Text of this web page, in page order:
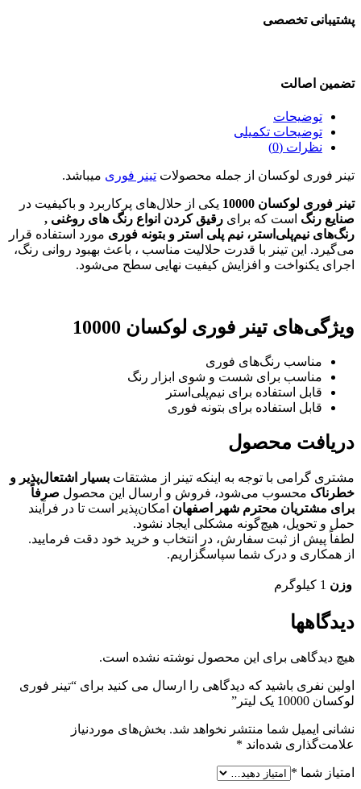
پشتیبانی تخصصی
تضمین اصالت
توضیحات
توضیحات تکمیلی
نظرات (0)
تینر فوری لوکسان از جمله محصولات تینر فوری میباشد.
تینر فوری لوکسان 10000
یکی از حلال‌های پرکاربرد و باکیفیت در
صنایع رنگ است که برای رقیق کردن انواع رنگ‌ های روغنی ,
رنگ‌های نیم‌پلی‌استر، نیم پلی استر و بتونه فوری مورد استفاده قرار
می‌گیرد. این تینر با قدرت حلالیت مناسب ، باعث بهبود روانی رنگ،
اجرای یکنواخت و افزایش کیفیت نهایی سطح می‌شود.
ویژگی‌های تینر فوری لوکسان 10000
مناسب رنگ‌های فوری
مناسب برای شست و شوی ابزار رنگ
قابل استفاده برای نیم‌پلی‌استر
قابل استفاده برای بتونه فوری
دریافت محصول
مشتری گرامی با توجه به اینکه تینر از مشتقات بسیار اشتعال‌پذیر و
خطرناک محسوب می‌شود، فروش و ارسال این محصول صرفاً
برای مشتریان محترم شهر اصفهان امکان‌پذیر است تا در فرآیند
حمل و تحویل، هیچ‌گونه مشکلی ایجاد نشود.
لطفاً پیش از ثبت سفارش، در انتخاب و خرید خود دقت فرمایید.
از همکاری و درک شما سپاسگزاریم.
وزن 1 کیلوگرم
دیدگاهها
هیچ دیدگاهی برای این محصول نوشته نشده است.
اولین نفری باشید که دیدگاهی را ارسال می کنید برای “تینر فوری
لوکسان 10000 یک لیتر”
نشانی ایمیل شما منتشر نخواهد شد. بخش‌های موردنیاز
علامت‌گذاری شده‌اند *
امتیاز شما *